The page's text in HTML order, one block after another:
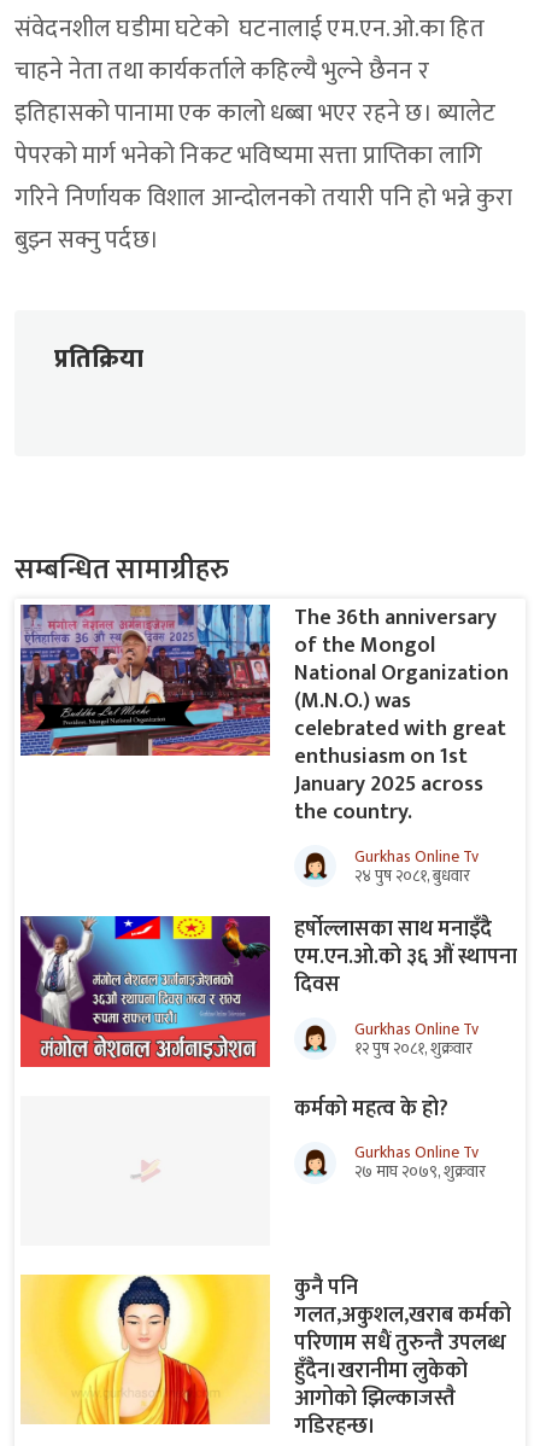
संवेदनशील घडीमा घटेको घटनालाई एम.एन.ओ.का हित
चाहने नेता तथा कार्यकर्ताले कहिल्यै भुल्ने छैनन र
इतिहासको पानामा एक कालो धब्बा भएर रहने छ। ब्यालेट
पेपरको मार्ग भनेको निकट भविष्यमा सत्ता प्राप्तिका लागि
गरिने निर्णायक विशाल आन्दोलनको तयारी पनि हो भन्ने कुरा
बुझ्न सक्नु पर्दछ।
प्रतिक्रिया
सम्बन्धित सामाग्रीहरु
The 36th anniversary
of the Mongol
National Organization
(M.N.O.) was
celebrated with great
enthusiasm on 1st
January 2025 across
the country.
Gurkhas Online Tv
२४ पुष २०८१, बुधवार
हर्षोल्लासका साथ मनाइँदै
एम.एन.ओ.को ३६ औं स्थापना
दिवस
Gurkhas Online Tv
१२ पुष २०८१, शुक्रवार
कर्मको महत्व के हो?
Gurkhas Online Tv
२७ माघ २०७९, शुक्रवार
कुनै पनि
गलत,अकुशल,खराब कर्मको
परिणाम सधैं तुरुन्तै उपलब्ध
हुँदैन।खरानीमा लुकेको
आगोको झिल्काजस्तै
गडिरहन्छ।